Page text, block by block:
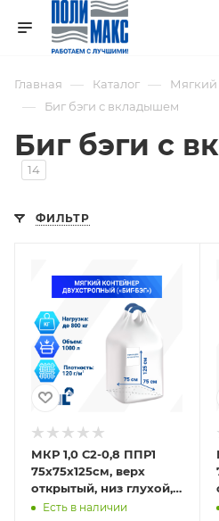
Главная — Каталог — Мягкий
— Биг бэги с вкладышем
Биг бэги с
14
ФИЛЬТР
МКР 1,0 С2-0,8 ППР1
75х75х125см, верх
открытый, низ глухой,
120г/м2
Есть в наличии